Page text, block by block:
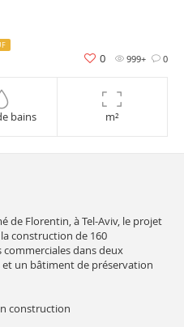
999+ 0
0
bains m²
de Florentin, à Tel-Aviv, le projet
construction de 160
dans deux
un bâtiment de préservation
construction